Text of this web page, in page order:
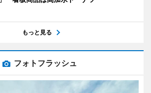
もっと見る
フォトフラッシュ